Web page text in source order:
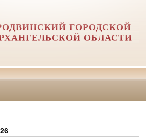
ГОРОДСКОЙ
ОБЛАСТИ